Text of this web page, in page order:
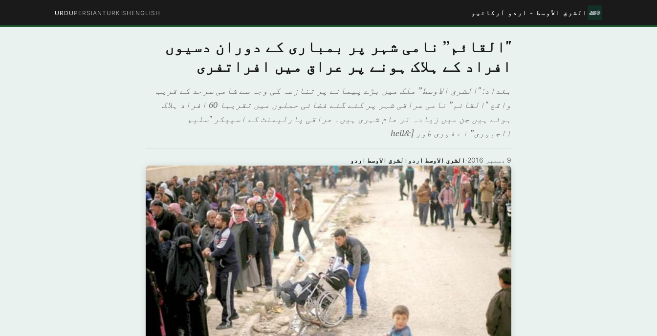
الشرق الأوسط - اردو آرکائیو ENGLISH
TURKISH
PERSIAN
URDU
"القائم” نامی شہر پر بمباری کے دوران دسیوں
افراد کے ہلاک ہونے پر عراق میں افراتفری
بغداد: "الشرق الاوسط” ملک میں بڑے پیمانے پر تنازعہ کی وجہ سے شامی سرحد کے قریب
واقع "القائم” نامی عراقی شہر پر کئے گئے فضائی حملوں میں تقریبا 60 افراد ہلاک
ہوئے ہیں جن میں زیادہ تر عام شہری ہیں۔ عراقی پارلیمنٹ کے اسپیکر "سلیم
الجبوری” نے فوری طور [&hell
الشرق الاوسط اردوالشرق الاوسط اردو · 9 دسمبر 2016